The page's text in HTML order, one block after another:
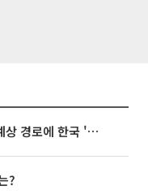
태풍 '돌핀' 이어 '찬홈' 등장…예상 경로에 한국 '한숨'
?